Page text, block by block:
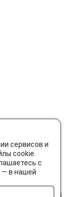
сервисов и
cookie.
с
— в нашей